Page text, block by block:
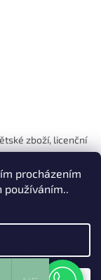
procházením
zboží, licenční